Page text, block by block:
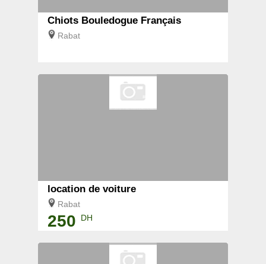
Chiots Bouledogue Français
Rabat
location de voiture
Rabat
250 DH